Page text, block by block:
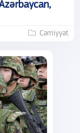
Cəmiyyət